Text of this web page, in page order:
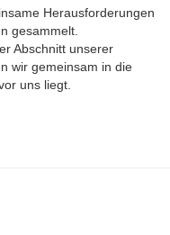
Herausforderungen
gesammelt.
Abschnitt unserer
wir gemeinsam in die
uns liegt.